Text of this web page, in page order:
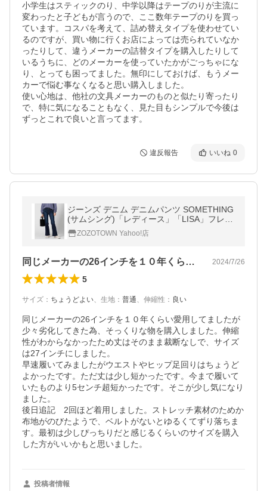
小学生はスティックのり、中学以降はテープのりが主流に
変わったと子どもが言うので、ここ数年テープのりを買っ
ています。コスパを考えて、詰め替えタイプを使わせてい
るのですが、買い物に行くお店によっては売られていなか
ったりして、違うメーカーの詰替タイプを購入したりして
いるうちに、どのメーカーを使っていたかがごっちゃにな
り、とっても困ってました。無印にしておけば、もうメー
カーで悩む事なくなると思い購入しました。
使い心地は、他社の文具メーカーのものと似たり寄ったり
で、特に気になることもなく、見た目もシンプルで今後は
ずっとこれで良いと言ってます。
違反報告 いいね 0
ジーンズ デニム デニムパンツ SOMETHING
(サムシング)「レディース」「LISA」フレア
パンツ レディース
ZOZOTOWN Yahoo!店
同じメーカーの26インチを１０年くらい… 2024/7/26
5
サイズ ： ちょうどよい、 生地 ： 普通、 伸縮性 ： 良い
同じメーカーの26インチを１０年くらい愛用してましたが
少々劣化してきた為、そっくりな物を購入しました。伸縮
性がわからなかったため丈はそのまま裁断なしで、サイズ
は27インチにしました。
早速履いてみましたがウエストやヒップ足回りはちょうど
よかったです。ただ丈は少し短かったです。今まで履いて
いたものより5センチ超短かったです。そこが少し気になり
ました。
後日追記　2回ほど着用しました。ストレッチ素材のためか
布地がのびたようで、ベルトがないとゆるくてずり落ちま
す。最初は少しぴっちりだと感じるくらいのサイズを購入
した方がいいかもと思いました。
投稿者情報